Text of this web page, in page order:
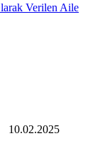
Verilen Aile
10.02.2025